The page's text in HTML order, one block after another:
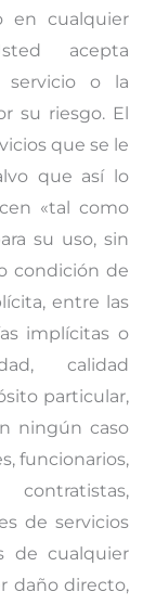
en cualquier
acepta
servicio o la
su riesgo. El
que se le
que así lo
«tal como
su uso, sin
condición de
entre las
implícitas o
calidad
particular,
ningún caso
funcionarios,
contratistas,
de servicios
de cualquier
daño directo,